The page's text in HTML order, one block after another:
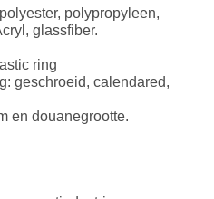
polypropyleen,
glassfiber.
ring
geschroeid, calendared,
en douanegrootte.